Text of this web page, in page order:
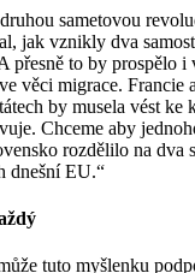
sametovou
jak vznikly dva
to by prospělo i
věci migrace.
by musela vést
Chceme aby
rozdělilo na
dnešní EU.“
tuto myšlenku